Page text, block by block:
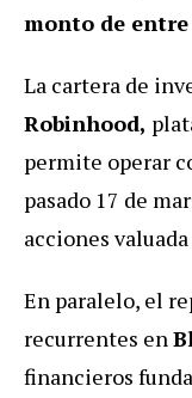
monto de entre
La cartera de
Robinhood,
permite operar
pasado 17 de
acciones
En paralelo, el
recurrentes en
financieros